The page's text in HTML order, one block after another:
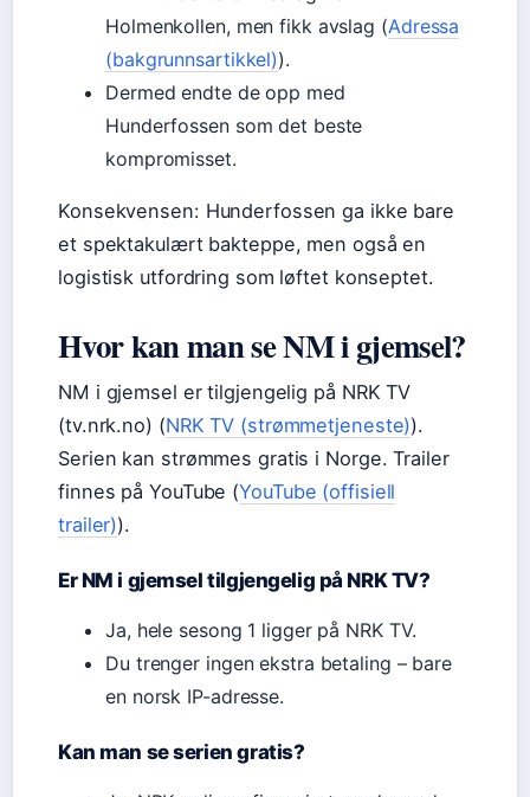
Holmenkollen, men fikk avslag (Adressa
(bakgrunnsartikkel)).
Dermed endte de opp med
Hunderfossen som det beste
kompromisset.
Konsekvensen: Hunderfossen ga ikke bare
et spektakulært bakteppe, men også en
logistisk utfordring som løftet konseptet.
Hvor kan man se NM i gjemsel?
NM i gjemsel er tilgjengelig på NRK TV
(tv.nrk.no) (NRK TV (strømmetjeneste)).
Serien kan strømmes gratis i Norge. Trailer
finnes på YouTube (YouTube (offisiell
trailer)).
Er NM i gjemsel tilgjengelig på NRK TV?
Ja, hele sesong 1 ligger på NRK TV.
Du trenger ingen ekstra betaling – bare
en norsk IP-adresse.
Kan man se serien gratis?